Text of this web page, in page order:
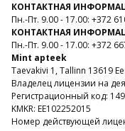
КОНТАКТНАЯ
Пн.-Пт. 9.00 - 17.00: +372
КОНТАКТНАЯ
Пн.-Пт. 9.00 - 17.00: +372
Mint apteek
Taevakivi 1, Tallinn 13619
Владелец лицензии на
Регистрационный код:
KMKR: EE102252015
Номер действующей